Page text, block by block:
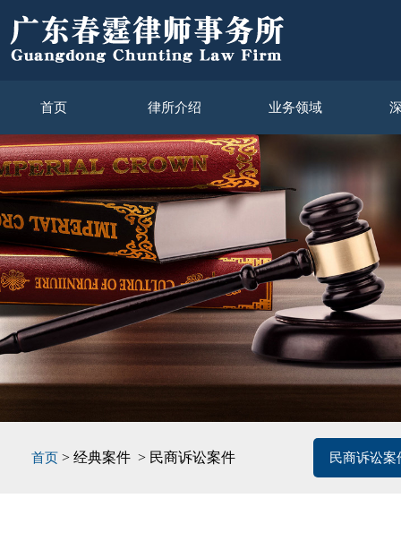
首页 律所介绍 业务领域
首页 > 经典案件 > 民商诉讼案件 民商诉讼案